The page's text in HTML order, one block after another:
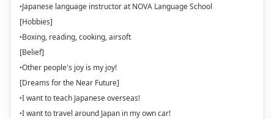
‣Japanese language instructor at NOVA Language School
[Hobbies]
‣Boxing, reading, cooking, airsoft
[Belief]
‣Other people's joy is my joy!
[Dreams for the Near Future]
‣I want to teach Japanese overseas!
‣I want to travel around Japan in my own car!